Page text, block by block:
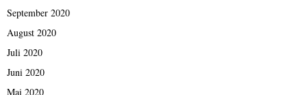
September 2020
August 2020
Juli 2020
Juni 2020
Mai 2020